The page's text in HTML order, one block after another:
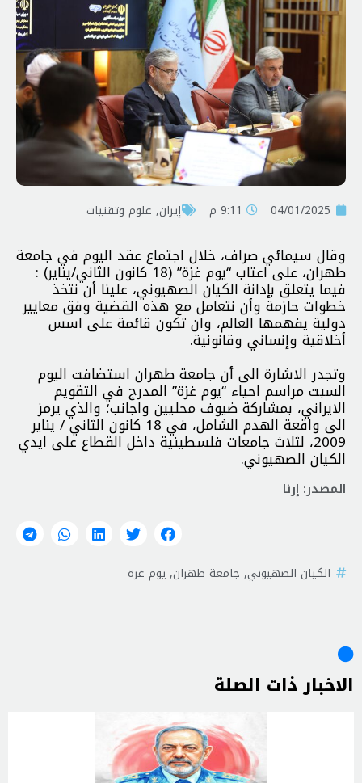
04/01/2025 9:11 م إيران, علوم وتقنيات
وقال سيمائي صراف، خلال اجتماع عقد اليوم في جامعة
طهران، على اعتاب “يوم غزة” (18 كانون الثاني/يناير) :
فیما یتعلق بإدانة الکیان الصهيوني، علینا أن نتخذ
خطوات حازمة وأن نتعامل مع هذه القضية وفق معايير
دولية يفهمها العالم، وان تكون قائمة على اسس
أخلاقية وإنساني وقانونية.
وتجدر الاشارة الى أن جامعة طهران استضافت اليوم
السبت مراسم احياء “يوم غزة” المدرج في التقويم
الايراني، بمشاركة ضيوف محليين واجانب؛ والذي يرمز
الى واقعة الهدم الشامل، في 18 كانون الثاني / يناير
2009، لثلاث جامعات فلسطينية داخل القطاع على ايدي
الكيان الصهيوني.
المصدر: إرنا
الكيان الصهيوني, جامعة طهران,يوم غزة
الاخبار ذات الصلة